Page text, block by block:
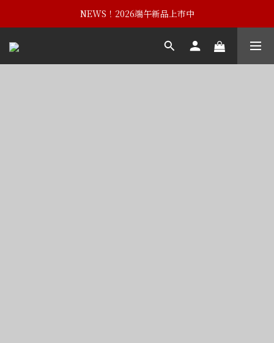
NEWS！黃埔建校102週年紀念酒
NEWS！2026端午新品上市中
NEWS！黃埔建校102週年紀念酒